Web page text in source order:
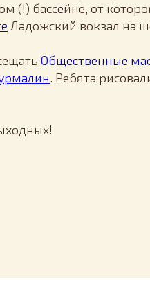
(!) бассейне, от
Ладожский вокзал на
Общественные
. Ребята